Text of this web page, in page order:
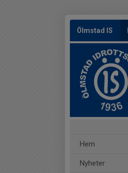
Ölmstad IS
Hem
Nyheter